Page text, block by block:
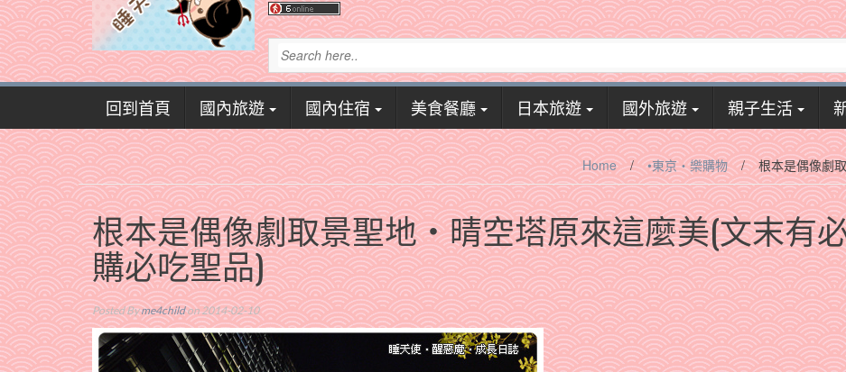
回到首頁 國內旅遊 國內住宿 美食餐廳 日本旅遊 國外旅遊 親子生活
Home / •東京‧樂購物 / 根本是偶像劇
根本是偶像劇取景聖地‧晴空塔原來這麼美(文末有
購必吃聖品)
Posted Byme4childon 2014-02-10